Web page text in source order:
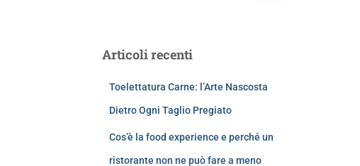
Articoli recenti
Toelettatura Carne: l’Arte Nascosta
Dietro Ogni Taglio Pregiato
Cos’è la food experience e perché un
ristorante non ne può fare a meno